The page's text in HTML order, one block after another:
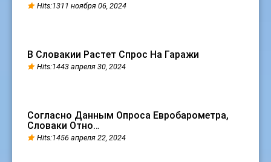
Hits:1311 ноября 06, 2024
В Словакии Растет Спрос На Гаражи
Hits:1443 апреля 30, 2024
Согласно Данным Опроса Евробарометра,
Словаки Отно…
Hits:1456 апреля 22, 2024